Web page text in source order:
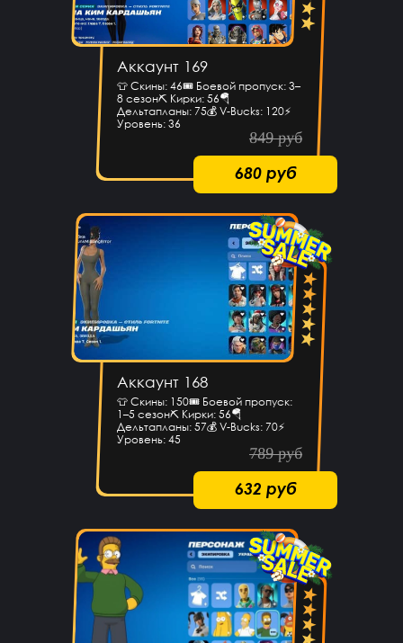
Аккаунт 169
👕 Скины: 46🎟 Боевой пропуск: 3–
8 сезон⛏ Кирки: 56🪂
Дельтапланы: 75💰 V-Bucks: 120⚡
Уровень: 36
849 руб
680 руб
Аккаунт 168
👕 Скины: 150🎟 Боевой пропуск:
1–5 сезон⛏ Кирки: 56🪂
Дельтапланы: 57💰 V-Bucks: 70⚡
Уровень: 45
789 руб
632 руб